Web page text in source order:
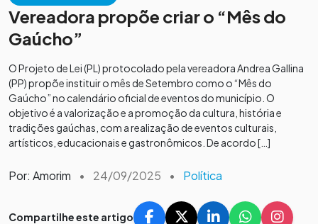
Vereadora propõe criar o “Mês do
Gaúcho”
O Projeto de Lei (PL) protocolado pela vereadora Andrea Gallina
(PP) propõe instituir o mês de Setembro como o “Mês do
Gaúcho” no calendário oficial de eventos do município. O
objetivo é a valorização e a promoção da cultura, história e
tradições gaúchas, com a realização de eventos culturais,
artísticos, educacionais e gastronômicos. De acordo […]
Por: Amorim • 24/09/2025 • Política
Compartilhe este artigo